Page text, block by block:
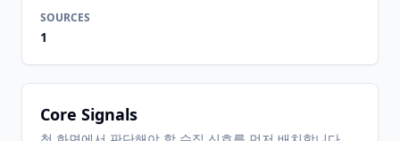
SOURCES
1
Core Signals